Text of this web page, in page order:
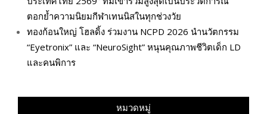
ตอกย้ำความนิยมกีฬาเทนนิสในทุกช่วงวัย
ทองก้อนใหญ่ โฮลดิ้ง ร่วมงาน NCPD 2026 นำนวัตกรรม
“Eyetronix” และ “NeuroSight” หนุนคุณภาพชีวิตเด็ก LD
และคนพิการ
หมวดหมู่